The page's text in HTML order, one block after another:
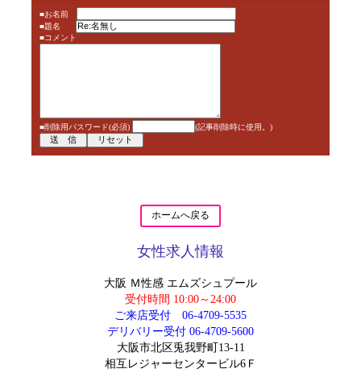
■お名前
■題名
■コメント
■削除用パスワード(必須) (記事削除時に使用。)
ホームへ戻る
女性求人情報
大阪 Ｍ性感 エムズシュプール
受付時間 10:00～24:00
ご来店受付 06-4709-5535
デリバリー受付 06-4709-5600
大阪市北区兎我野町13-11
相互レジャーセンタービル6Ｆ